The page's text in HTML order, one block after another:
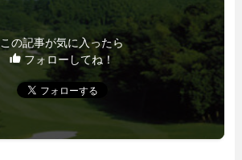
この記事が気に入ったら
フォローしてね！